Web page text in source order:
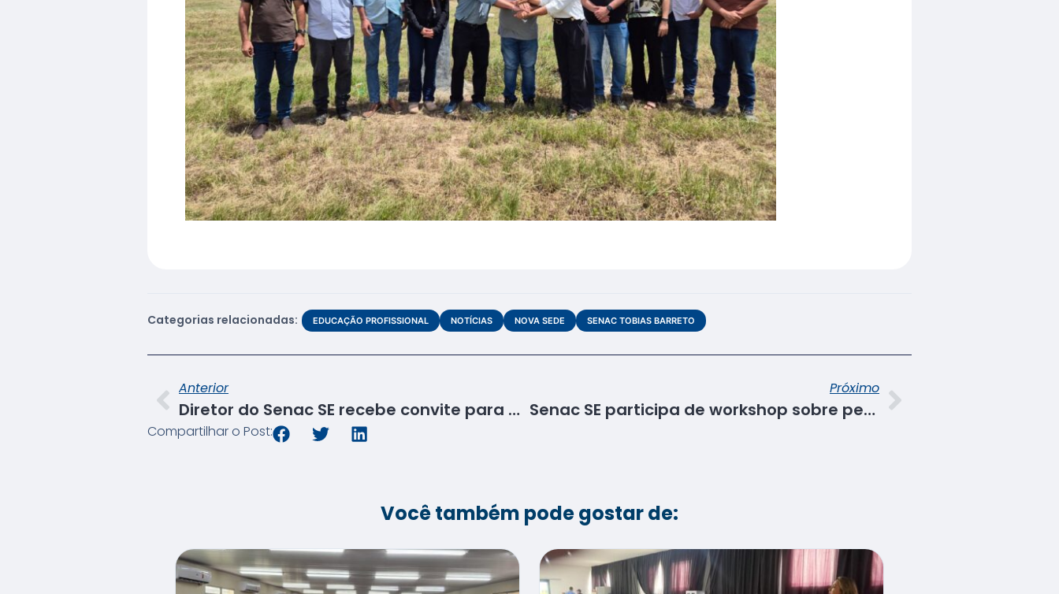
Categorias relacionadas: EDUCAÇÃO PROFISSIONAL NOTÍCIAS NOVA SEDE SENAC TOBIAS BARRETO
Anterior
Diretor do Senac SE recebe convite para audiência pública que celebra os 78 anos da instituição
Próximo
Senac SE participa de workshop sobre permanência na educação profissional
Compartilhar o Post:
Você também pode gostar de: